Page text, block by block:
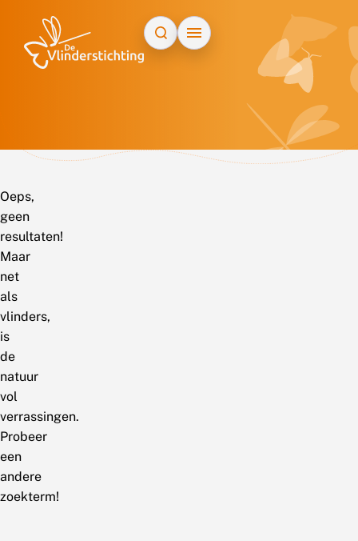
Oeps,
geen
resultaten!
Maar
net
als
vlinders,
is
de
natuur
vol
verrassingen.
Probeer
een
andere
zoekterm!